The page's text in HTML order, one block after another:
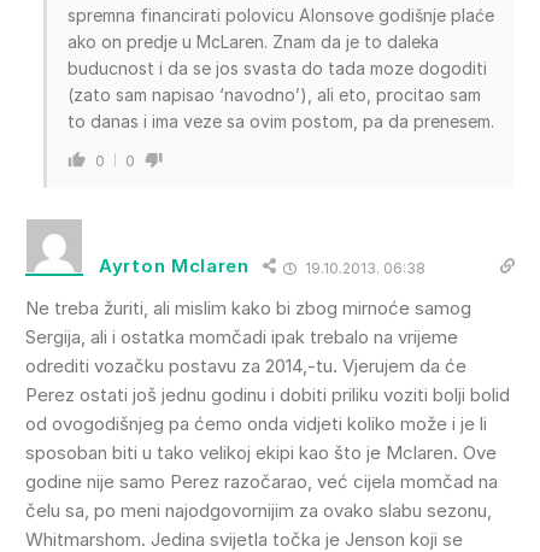
spremna financirati polovicu Alonsove godišnje plaće
ako on predje u McLaren. Znam da je to daleka
buducnost i da se jos svasta do tada moze dogoditi
(zato sam napisao ‘navodno’), ali eto, procitao sam
to danas i ima veze sa ovim postom, pa da prenesem.
0 0
Ayrton Mclaren 19.10.2013. 06:38
Ne treba žuriti, ali mislim kako bi zbog mirnoće samog
Sergija, ali i ostatka momčadi ipak trebalo na vrijeme
odrediti vozačku postavu za 2014,-tu. Vjerujem da će
Perez ostati još jednu godinu i dobiti priliku voziti bolji bolid
od ovogodišnjeg pa ćemo onda vidjeti koliko može i je li
sposoban biti u tako velikoj ekipi kao što je Mclaren. Ove
godine nije samo Perez razočarao, već cijela momčad na
čelu sa, po meni najodgovornijim za ovako slabu sezonu,
Whitmarshom. Jedina svijetla točka je Jenson koji se